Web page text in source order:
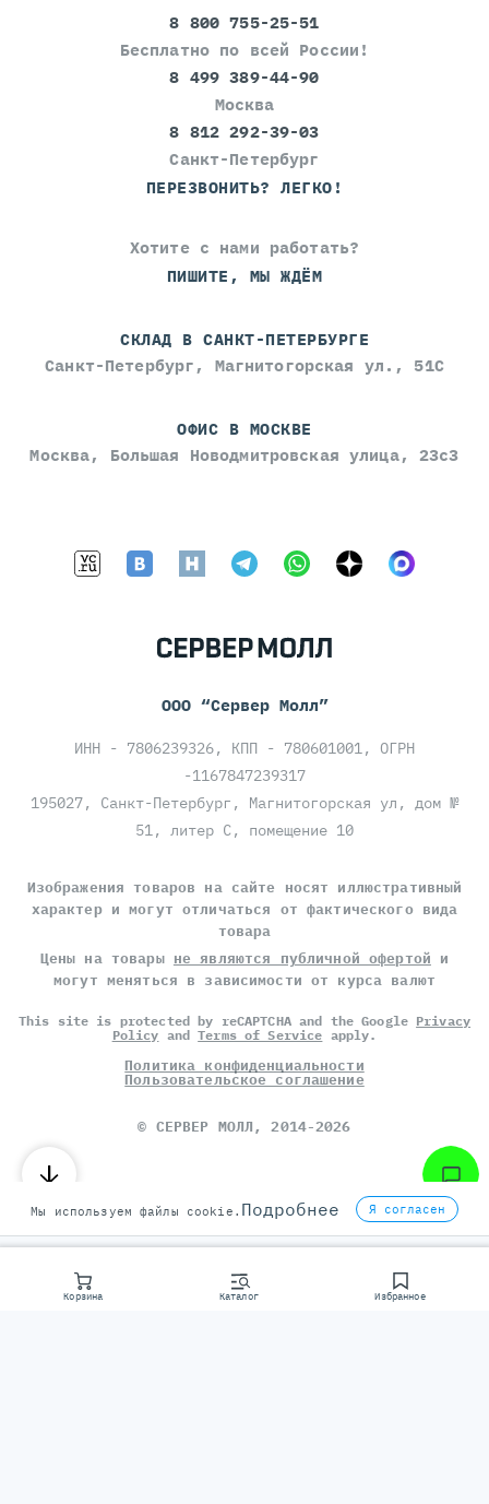
Корзина Каталог Избранное
8 800 755-25-51
Бесплатно по всей России!
8 499 389-44-90
Москва
8 812 292-39-03
Санкт-Петербург
ПЕРЕЗВОНИТЬ? ЛЕГКО!
Хотите с нами работать?
ПИШИТЕ, МЫ ЖДЁМ
СКЛАД В САНКТ-ПЕТЕРБУРГЕ
Санкт-Петербург, Магнитогорская ул., 51С
ОФИС В МОСКВЕ
Москва, Большая Новодмитровская улица, 23с3
ООО “Сервер Молл”
ИНН - 7806239326, КПП - 780601001, ОГРН
-1167847239317
195027, Санкт-Петербург, Магнитогорская ул, дом №
51, литер С, помещение 10
Изображения товаров на сайте носят иллюстративный
характер и могут отличаться от фактического вида
товара
Цены на товары не являются публичной офертой и
могут меняться в зависимости от курса валют
This site is protected by reCAPTCHA and the Google Privacy
Policy andTerms of Service apply.
Политика конфиденциальности
Пользовательское соглашение
© СЕРВЕР МОЛЛ, 2014-2026
Мы используем файлы cookie. Подробнее Я согласен